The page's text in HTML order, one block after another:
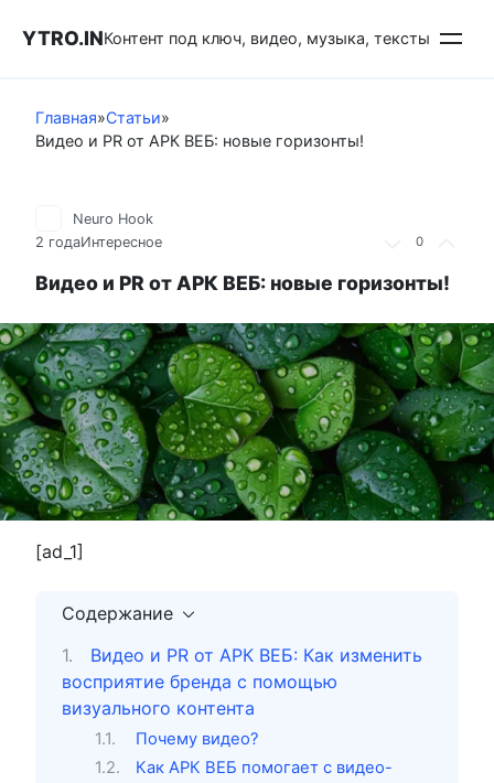
YTRO.INКонтент под ключ, видео, музыка, тексты
Главная»Статьи»
Видео и PR от АРК ВЕБ: новые горизонты!
0
Neuro Hook
2 годаИнтересное
Видео и PR от АРК ВЕБ: новые горизонты!
[ad_1]
Содержание
Видео и PR от АРК ВЕБ: Как изменить
восприятие бренда с помощью
визуального контента
Почему видео?
Как АРК ВЕБ помогает с видео-